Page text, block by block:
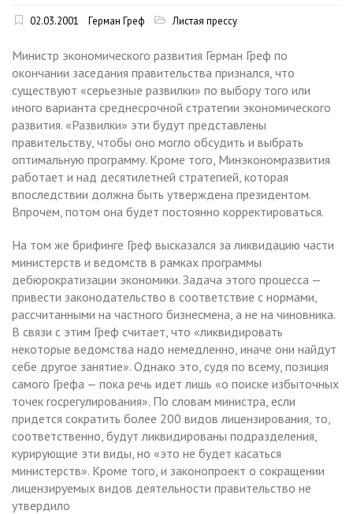
02.03.2001 Герман Греф Листая прессу
Министр экономического развития Герман Греф по
окончании заседания правительства признался, что
существуют «серьезные развилки» по выбору того или
иного варианта среднесрочной стратегии экономического
развития. «Развилки» эти будут представлены
правительству, чтобы оно могло обсудить и выбрать
оптимальную программу. Кроме того, Минэкономразвития
работает и над десятилетней стратегией, которая
впоследствии должна быть утверждена президентом.
Впрочем, потом она будет постоянно корректироваться.
На том же брифинге Греф высказался за ликвидацию части
министерств и ведомств в рамках программы
дебюрократизации экономики. Задача этого процесса —
привести законодательство в соответствие с нормами,
рассчитанными на частного бизнесмена, а не на чиновника.
В связи с этим Греф считает, что «ликвидировать
некоторые ведомства надо немедленно, иначе они найдут
себе другое занятие». Однако это, судя по всему, позиция
самого Грефа — пока речь идет лишь «о поиске избыточных
точек госрегулирования». По словам министра, если
придется сократить более 200 видов лицензирования, то,
соответственно, будут ликвидированы подразделения,
курирующие эти виды, но «это не будет касаться
министерств». Кроме того, и законопроект о сокращении
лицензируемых видов деятельности правительство не
утвердило